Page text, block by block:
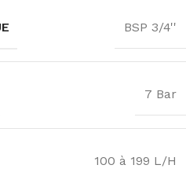
BSP 3/4''
7 Bar
100 à 199 L/H